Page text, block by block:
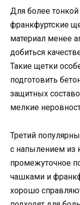
Для более
франкфуртские
материал менее
добиться
Такие щетки
подготовить
защитных
мелкие
Третий
с напылением из
промежуточное
чашками и
хорошо